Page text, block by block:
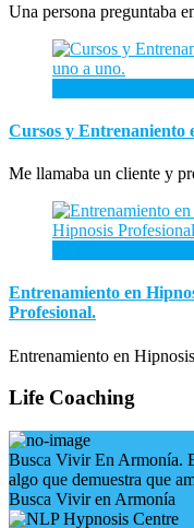
Una persona preguntaba
Cursos y Entrenaniento
Me llamaba un cliente y
Entrenamiento en
Profesional.
Entrenamiento en
Life Coaching
Busca Vivir En Armonía.
algo que demuestra que
Busca Vivir en Armonía